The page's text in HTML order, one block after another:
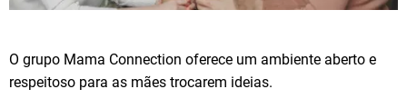
O grupo Mama Connection oferece um ambiente aberto e
respeitoso para as mães trocarem ideias.